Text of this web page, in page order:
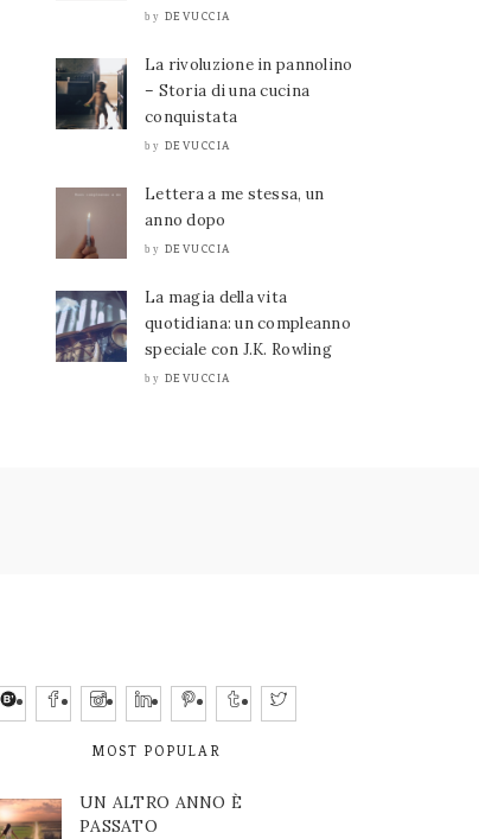
by DEVUCCIA
La rivoluzione in pannolino
– Storia di una cucina
conquistata
by DEVUCCIA
Lettera a me stessa, un
anno dopo
by DEVUCCIA
La magia della vita
quotidiana: un compleanno
speciale con J.K. Rowling
by DEVUCCIA
MOST POPULAR
UN ALTRO ANNO È
PASSATO